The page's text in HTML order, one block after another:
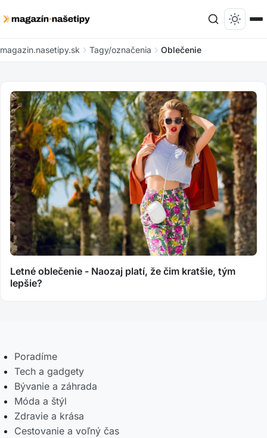
magazin.nasetipy.sk Tagy/označenia Oblečenie
Letné oblečenie - Naozaj platí, že čim kratšie, tým
lepšie?
Poradíme
Tech a gadgety
Bývanie a záhrada
Móda a štýl
Zdravie a krása
Cestovanie a voľný čas